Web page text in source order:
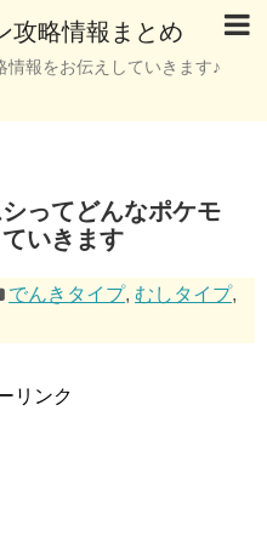
攻略情報まとめ
報をお伝えしていきます♪
ってどんなポケモ
いきます
でんきタイプ,むしタイプ,
リンク